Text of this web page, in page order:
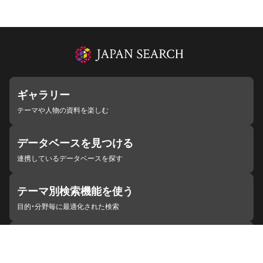
ギャラリー
テーマや人物の資料を楽しむ
データベースを見つける
連携しているデータベースを探す
テーマ別検索機能を使う
目的・分野毎に最適化された検索